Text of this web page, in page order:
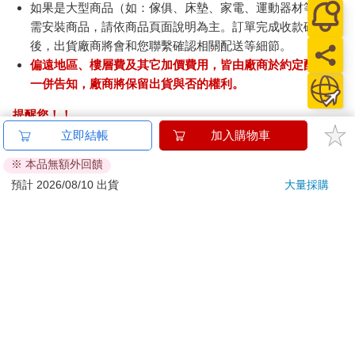
如果是大型商品（如：傢俱、床墊、家電、運動器材等）及
需安裝商品，請依商品頁面說明為主。訂單完成收款確認
後，出貨廠商將會和您聯繫確認相關配送等細節。
偏遠地區、樓層費及其它加價費用，皆由廠商於約定配送時
一併告知，廠商將保留出貨與否的權利。
提醒您！！
金石堂及銀行均不會請您操作ATM! 如接獲電話要求您前往
ATM提款機，請不要聽從指示，以免受騙上當！
退換貨須知：
立即結帳 加入購物車
※ 本品無額外回饋
預計 2026/08/10 出貨
大量採購